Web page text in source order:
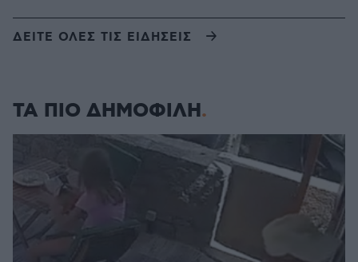
ΔΕΙΤΕ ΟΛΕΣ ΤΙΣ ΕΙΔΗΣΕΙΣ
ΤΑ ΠΙΟ ΔΗΜΟΦΙΛΗ